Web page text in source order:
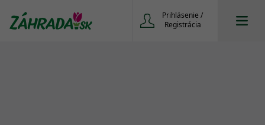
Prihlásenie /
Registrácia